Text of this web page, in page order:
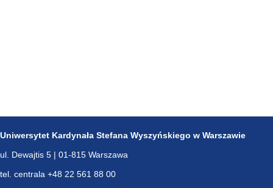
Uniwersytet Kardynała Stefana Wyszyńskiego w Warszawie
ul. Dewajtis 5 | 01-815 Warszawa
tel. centrala +48 22 561 88 00